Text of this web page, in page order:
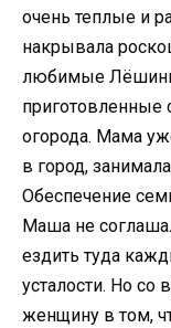
очень теплые и
накрывала
любимые
приготовленные
огорода. Мама
в город,
Обеспечение
Маша не
ездить туда
усталости. Но со
женщину в том,